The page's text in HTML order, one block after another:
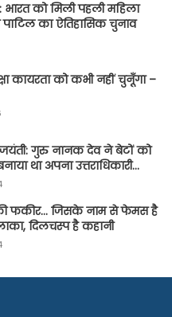
को मिली पहली महिला
पाटिल का ऐतिहासिक चुनाव
कायरता को कभी नहीं चुनूँगा –
गुरु नानक देव ने बेटों को
था अपना उत्तराधिकारी…
फकीर… जिसके नाम से फेमस है
दिलचस्प है कहानी